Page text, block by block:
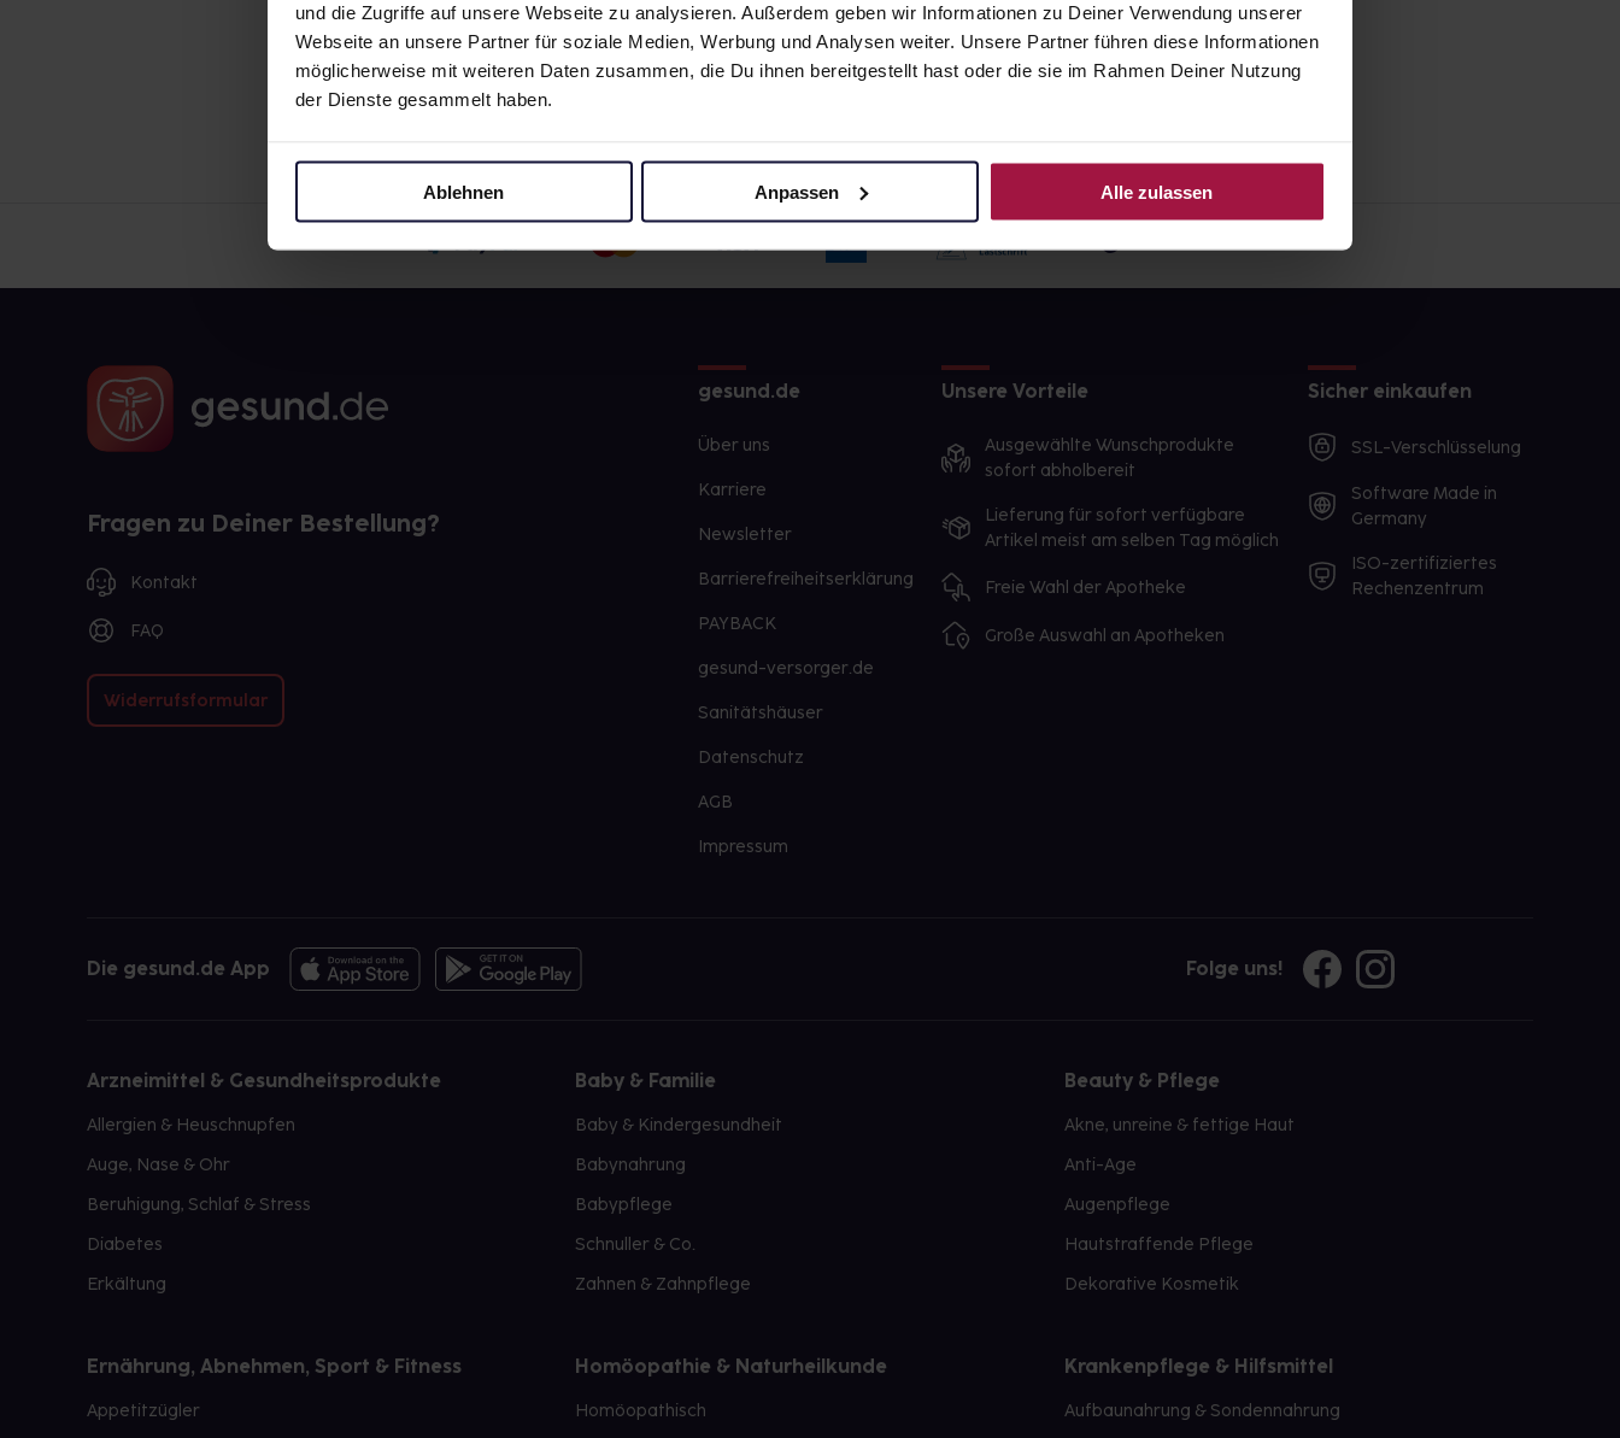
und die Zugriffe auf unsere Webseite zu analysieren. Außerdem geben wir Informationen zu Deiner Verwendung unserer
Webseite an unsere Partner für soziale Medien, Werbung und Analysen weiter. Unsere Partner führen diese Informationen
möglicherweise mit weiteren Daten zusammen, die Du ihnen bereitgestellt hast oder die sie im Rahmen Deiner Nutzung
der Dienste gesammelt haben.
Ablehnen Anpassen Alle zulassen
Fragen zu Deiner Bestellung?
Kontakt
FAQ
Widerrufsformular
gesund.de
Über uns
Karriere
Newsletter
Barrierefreiheitserklärung
PAYBACK
gesund-versorger.de
Sanitätshäuser
Datenschutz
AGB
Impressum
Unsere Vorteile
Ausgewählte Wunschprodukte
sofort abholbereit
Lieferung für sofort verfügbare
Artikel meist am selben Tag möglich
Freie Wahl der Apotheke
Große Auswahl an Apotheken
Sicher einkaufen
SSL-Verschlüsselung
Software Made in
Germany
ISO-zertifiziertes
Rechenzentrum
Die gesund.de App Folge uns!
Arzneimittel & Gesundheitsprodukte
Allergien & Heuschnupfen
Auge, Nase & Ohr
Beruhigung, Schlaf & Stress
Diabetes
Erkältung
Baby & Familie
Baby & Kindergesundheit
Babynahrung
Babypflege
Schnuller & Co.
Zahnen & Zahnpflege
Beauty & Pflege
Akne, unreine & fettige Haut
Anti-Age
Augenpflege
Hautstraffende Pflege
Dekorative Kosmetik
Ernährung, Abnehmen, Sport & Fitness
Appetitzügler
Homöopathie & Naturheilkunde
Homöopathisch
Krankenpflege & Hilfsmittel
Aufbaunahrung & Sondennahrung